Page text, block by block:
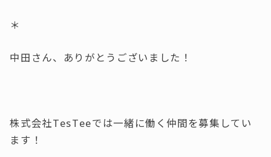
＊
中田さん、ありがとうございました！
株式会社TesTeeでは一緒に働く仲間を募集してい
ます！